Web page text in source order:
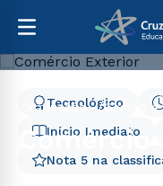
Graduação Gestão e
Comércio
Início Imediato
Nota 5 na
Tecnológico